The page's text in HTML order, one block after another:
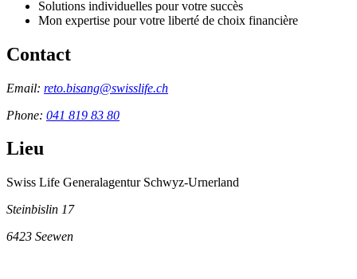
Solutions individuelles pour votre succès
Mon expertise pour votre liberté de choix financière
Contact
Email: reto.bisang@swisslife.ch
Phone: 041 819 83 80
Lieu
Swiss Life Generalagentur Schwyz-Urnerland
Steinbislin 17
6423 Seewen